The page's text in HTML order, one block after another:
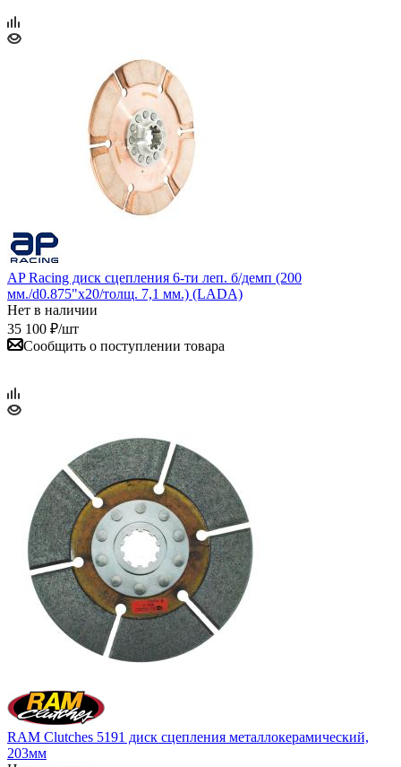
AP Racing диск сцепления 6-ти леп. б/демп (200
мм./d0.875"x20/толщ. 7,1 мм.) (LADA)
Нет в наличии
35 100 ₽/шт
Сообщить о поступлении товара
RAM Clutches 5191 диск сцепления металлокерамический,
203мм